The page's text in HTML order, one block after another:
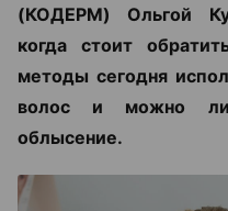
(КОДЕРМ) Ольгой
когда стоит
методы сегодня
волос и можно ли
облысение.